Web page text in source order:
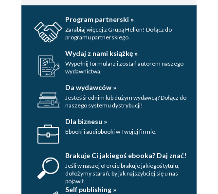
Program partnerski »
Zarabiaj więcej z Grupą Helion! Dołącz do
programu partnerskiego.
Wydaj z nami książkę »
Wypełnij formularz i zostań autorem naszego
wydawnictwa.
Da wydawców »
Jesteś średnim lub dużym wydawcą? Dołącz do
naszego systemu dystrybucji!
Dla biznesu »
Ebooki i audiobooki w Twojej firmie.
Brakuje Ci jakiegoś ebooka? Daj znać!
Jeśli w naszej ofercie brakuje jakiegoś tytulu,
dołożymy starań, by jak najszybciej się u nas
pojawił.
Self publishing »